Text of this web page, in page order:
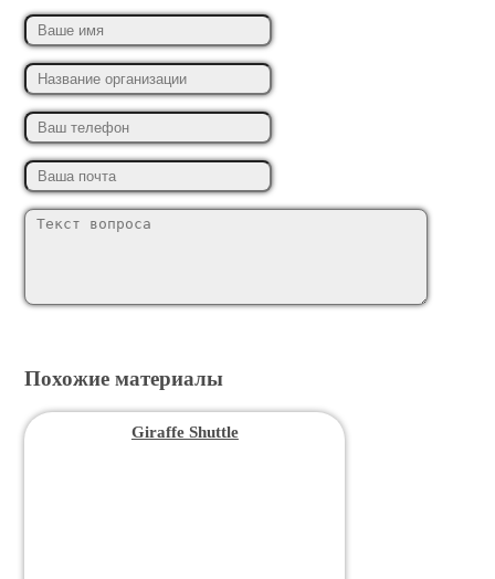
Посмотреть подробности
Engstrom Carestation для
взрослых
количество ограниченно
Похожие материалы
Giraffe Shuttle